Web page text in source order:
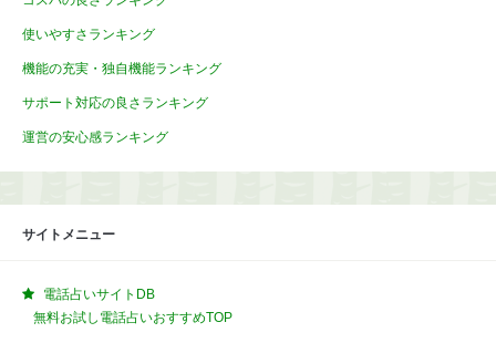
使いやすさランキング
機能の充実・独自機能ランキング
サポート対応の良さランキング
運営の安心感ランキング
サイトメニュー
電話占いサイトDB
無料お試し電話占いおすすめTOP